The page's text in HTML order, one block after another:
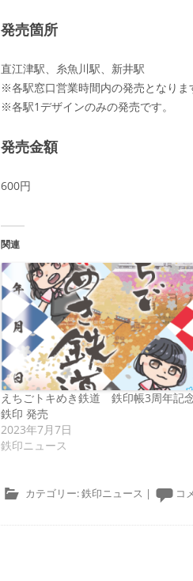
発売箇所
直江津駅、糸魚川駅、新井駅
※各駅窓口営業時間内の発売となりま
※各駅1デザインのみの発売です。
発売金額
600円
関連
えちごトキめき鉄道 鉄印帳3周年記
鉄印 発売
2023年7月7日
鉄印ニュース
カテゴリー:鉄印ニュース | コ